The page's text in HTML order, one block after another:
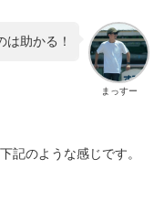
まっすー
助かる！
記のような感じです。